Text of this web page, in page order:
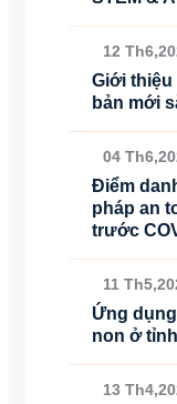
12
Giới thiệu
bản mới
04
Điểm
pháp an
trước
11
Ứng
non ở
13